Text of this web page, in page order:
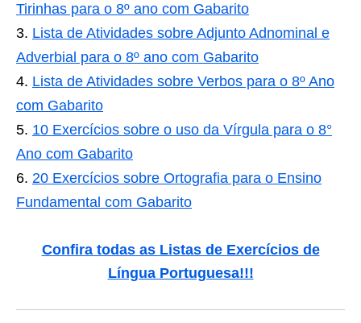
Tirinhas para o 8º ano com Gabarito
Lista de Atividades sobre Adjunto Adnominal e
Adverbial para o 8º ano com Gabarito
Lista de Atividades sobre Verbos para o 8º Ano
com Gabarito
10 Exercícios sobre o uso da Vírgula para o 8°
Ano com Gabarito
20 Exercícios sobre Ortografia para o Ensino
Fundamental com Gabarito
Confira todas as Listas de Exercícios de
Língua Portuguesa!!!